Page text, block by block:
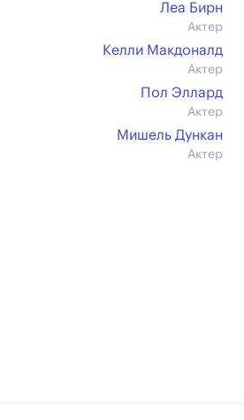
Леа Бирн
Актер
Келли Макдоналд
Актер
Пол Эллард
Актер
Мишель Дункан
Актер